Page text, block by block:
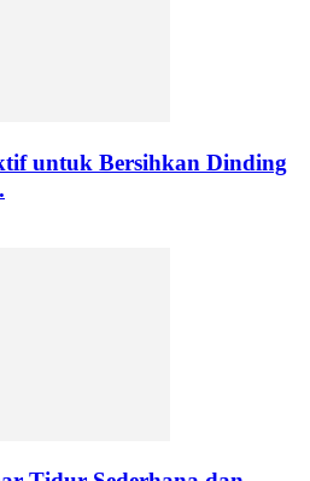
untuk Bersihkan Dinding